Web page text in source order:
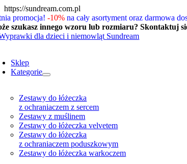
https://sundream.com.pl
to
content
promocja!-10% na cały asortyment oraz darmowa
szukasz innego wzoru lub rozmiaru? Skontaktuj
Sklep
Kategorie
Zestawy do łóżeczka
z ochraniaczem z sercem
Zestawy z muślinem
Zestawy do łóżeczka velvetem
Zestawy do łóżeczka
z ochraniaczem poduszkowym
Zestawy do łóżeczka warkoczem